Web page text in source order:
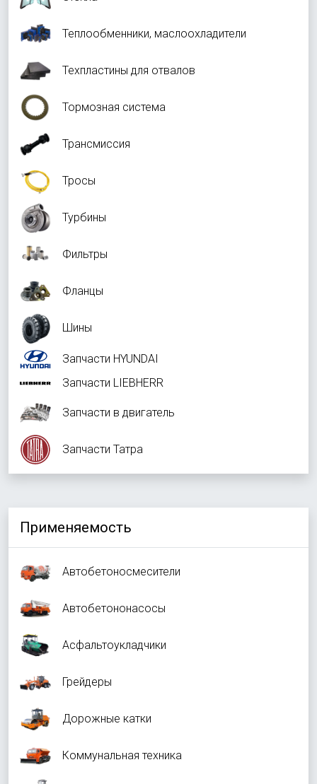
Теплообменники, маслоохладители
Техпластины для отвалов
Тормозная система
Трансмиссия
Тросы
Турбины
Фильтры
Фланцы
Шины
Запчасти HYUNDAI
Запчасти LIEBHERR
Запчасти в двигатель
Запчасти Татра
Применяемость
Автобетоносмесители
Автобетононасосы
Асфальтоукладчики
Грейдеры
Дорожные катки
Коммунальная техника